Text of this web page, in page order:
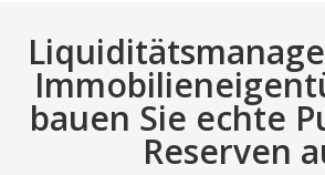
bauen Sie echte
Reserven